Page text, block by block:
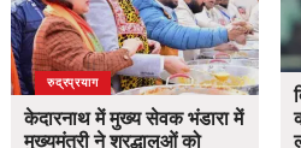
उत्तराखंड
देश
रुद्रप्रयाग
केदारनाथ में मुख्य सेवक भंडारा में
मुख्यमंत्री ने श्रद्धालुओं को